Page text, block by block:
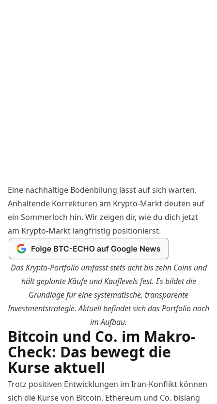
Eine nachhaltige Bodenbilung lässt auf sich warten.
Anhaltende Korrekturen am Krypto-Markt deuten auf
ein Sommerloch hin. Wir zeigen dir, wie du dich jetzt
am Krypto-Markt langfristig positionierst.
Das Krypto-Portfolio umfasst stets acht bis zehn Coins und
hält geplante Käufe und Kauflevels fest. Es bildet die
Grundlage für eine systematische, transparente
Investmentstrategie. Aktuell befindet sich das Portfolio noch
im Aufbau.
Bitcoin und Co. im Makro-
Check: Das bewegt die
Kurse aktuell
Trotz positiven Entwicklungen im Iran-Konflikt können
sich die Kurse von Bitcoin, Ethereum und Co. bislang